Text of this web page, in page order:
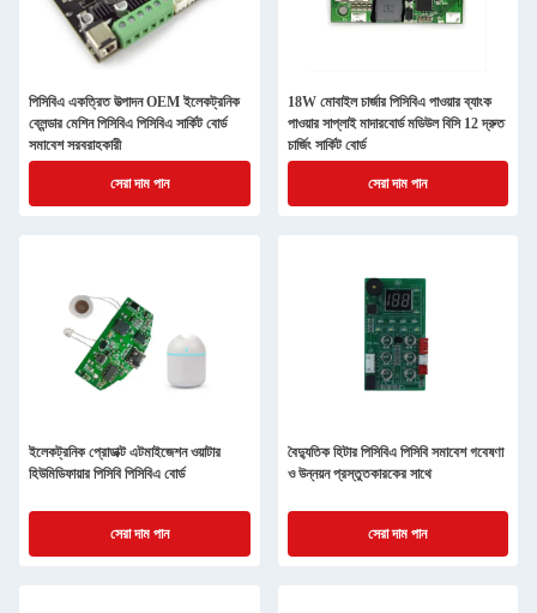
পিসিবিএ একত্রিত উত্পাদন OEM ইলেকট্রনিক
ব্লেন্ডার মেশিন পিসিবিএ পিসিবিএ সার্কিট বোর্ড
সমাবেশ সরবরাহকারী
সেরা দাম পান
18W মোবাইল চার্জার পিসিবিএ পাওয়ার ব্যাংক
পাওয়ার সাপ্লাই মাদারবোর্ড মডিউল বিসি 12 দ্রুত
চার্জিং সার্কিট বোর্ড
সেরা দাম পান
ইলেকট্রনিক প্রোডাক্ট এটমাইজেশন ওয়াটার
হিউমিডিফায়ার পিসিবি পিসিবিএ বোর্ড
সেরা দাম পান
বৈদ্যুতিক হিটার পিসিবিএ পিসিবি সমাবেশ গবেষণা
ও উন্নয়ন প্রস্তুতকারকের সাথে
সেরা দাম পান